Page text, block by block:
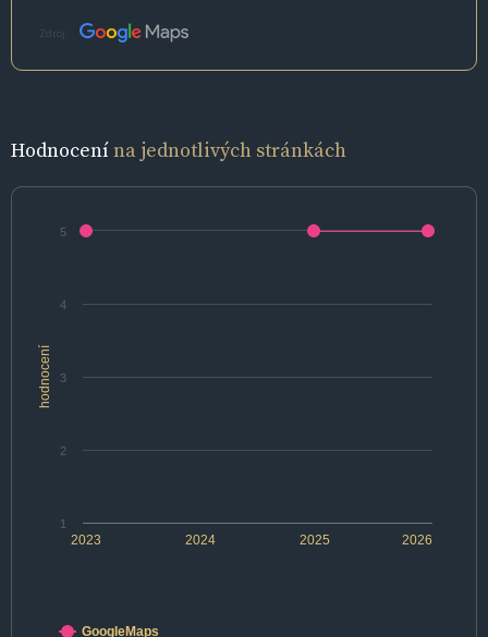
Zdroj:
Hodnocenína jednotlivých stránkách
hodnocení
2024 2026
2023 2025
1
2
3
4
5
GoogleMaps